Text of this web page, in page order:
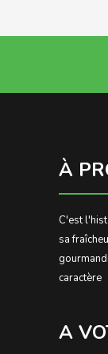
À
C'est
sa
caractère
A